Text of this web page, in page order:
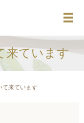
メ
来ています
て来ています